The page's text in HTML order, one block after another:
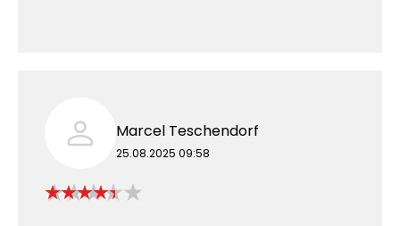
Marcel Teschendorf
25.08.2025 09:58